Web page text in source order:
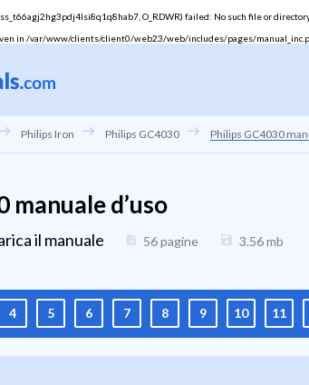
O_RDWR) failed: No such file or
in /var/www/clients/client0/web23/web/includes/pages/
Philips Iron Philips GC4030 Philips GC4030
manuale d’uso
il manuale 56 pagine 3.56mb
4 5 6 7 8 9 10 11